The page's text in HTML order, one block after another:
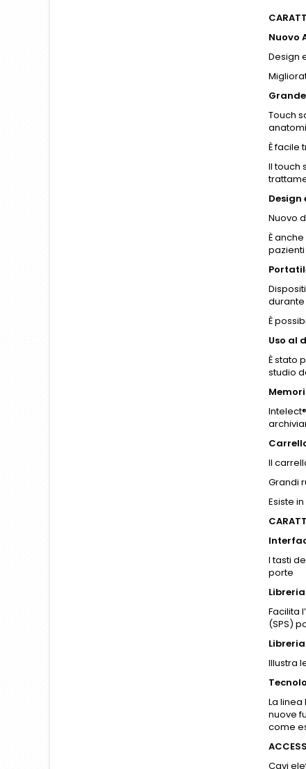
Nuovo
Design
Touch
È facile
Il touch
Design
Nuovo
È
pazienti
È
Uso al
È stato
studio
Il
Grandi
Esiste
I tasti
porte
Facilita
(SPS)
Illustra
La
nuove
come
Cavi